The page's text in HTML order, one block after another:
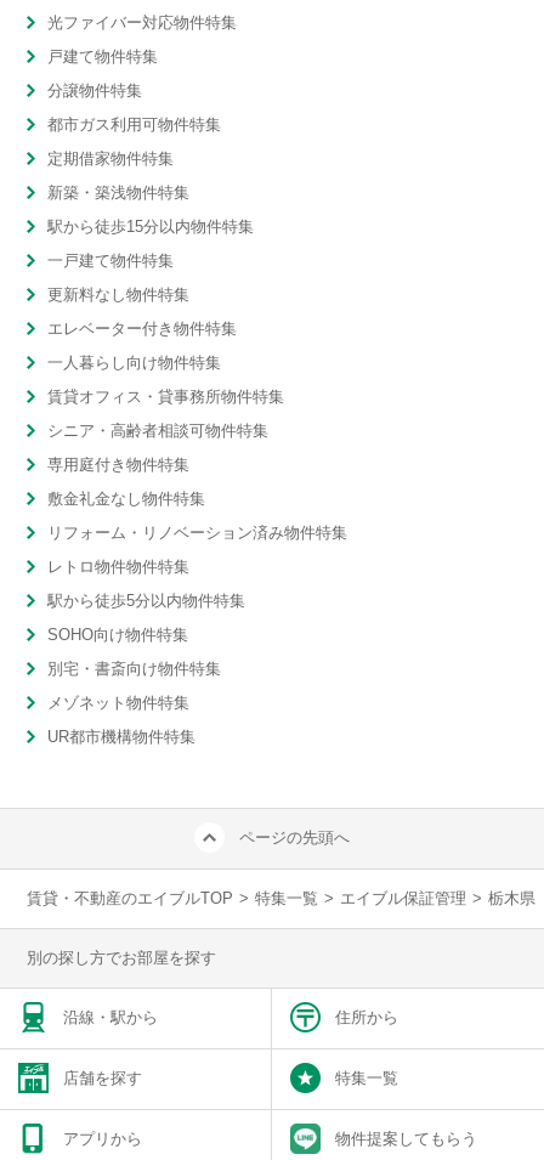
光ファイバー対応物件特集
戸建て物件特集
分譲物件特集
都市ガス利用可物件特集
定期借家物件特集
新築・築浅物件特集
駅から徒歩15分以内物件特集
一戸建て物件特集
更新料なし物件特集
エレベーター付き物件特集
一人暮らし向け物件特集
賃貸オフィス・貸事務所物件特集
シニア・高齢者相談可物件特集
専用庭付き物件特集
敷金礼金なし物件特集
リフォーム・リノベーション済み物件特集
レトロ物件物件特集
駅から徒歩5分以内物件特集
SOHO向け物件特集
別宅・書斎向け物件特集
メゾネット物件特集
UR都市機構物件特集
ページの先頭へ
賃貸・不動産のエイブルTOP > 特集一覧 > エイブル保証管理 > 栃木県
別の探し方でお部屋を探す
沿線・駅から 住所から
店舗を探す 特集一覧
アプリから 物件提案してもらう